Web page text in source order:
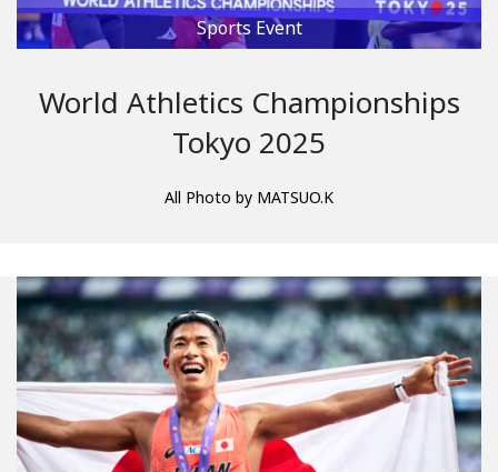
Sports Event
World Athletics Championships
Tokyo 2025
All Photo by MATSUO.K